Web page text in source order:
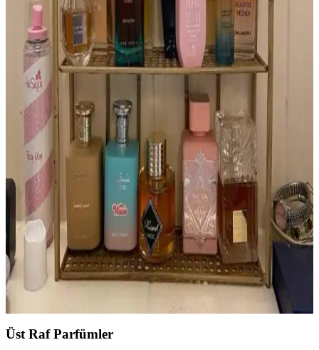
Mugler Aura Parfümü: Nadir Bulunan ve Özgün
Koku Deneyimi
Mugler Aura, özgün tasarımı ve benzersiz kokusuyla parfüm
koleksiyoncuları arasında özel bir yere sahiptir. Orijinal şişeleri
bulmak zor ve pahalıdır, farklı versiyonları geniş koku seçenekleri
sunar.
Yatmadan Önce Parfüm Kullanımı: Kişisel Terapi
ve Uyku Kalitesine Etkileri
Yatmadan önce parfüm kullanımı, kişisel terapi ve rahatlama sağlar.
Kokular uyku kalitesini artırabilir, kişisel mutluluğu destekler ve
parfümün etkin kullanımını mümkün kılar.
Parfüm Koleksiyonculuğu: Yeni Başlayanlar İçin
Seçim, Kullanım ve Saklama Rehberi
Parfüm koleksiyonculuğu, farklı koku profilleriyle kişisel zevkinizi
geliştirme fırsatı sunar. Mevsime uygun seçimler, parfümün gelişimi
ve doğru saklama koşulları koleksiyonunuzu zenginleştirir.
Üst Raf Parfümler